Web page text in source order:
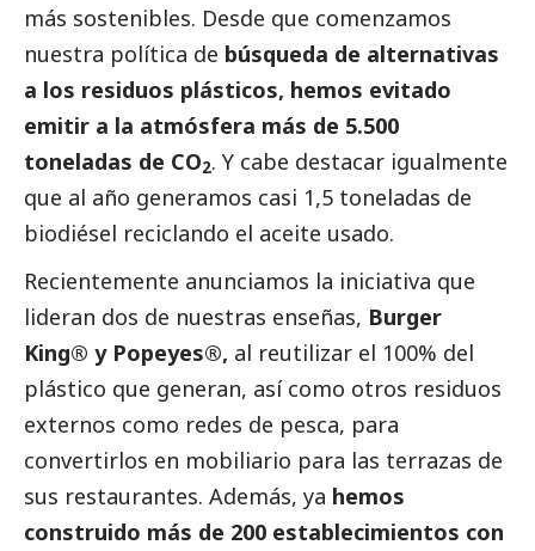
más sostenibles. Desde que comenzamos
nuestra política de búsqueda de alternativas
a los residuos plásticos, hemos evitado
emitir a la atmósfera más de 5.500
toneladas de CO2. Y cabe destacar igualmente
que al año generamos casi 1,5 toneladas de
biodiésel reciclando el aceite usado.
Recientemente anunciamos la iniciativa que
lideran dos de nuestras enseñas, Burger
King® y Popeyes®, al reutilizar el 100% del
plástico que generan, así como otros residuos
externos como redes de pesca, para
convertirlos en mobiliario para las terrazas de
sus restaurantes. Además, ya hemos
construido más de 200 establecimientos con